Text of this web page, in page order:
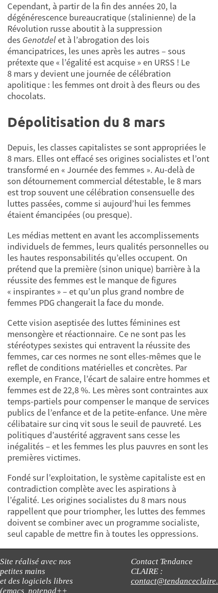
Cependant, à partir de la fin des années 20, la
dégénérescence bureaucratique (stalinienne) de la
Révolution russe aboutit à la suppression
des Genotdel et à l’abrogation des lois
émancipatrices, les unes après les autres – sous
prétexte que « l’égalité est acquise » en URSS ! Le
8 mars y devient une journée de célébration
apolitique : les femmes ont droit à des fleurs ou des
chocolats.
Dépolitisation du 8 mars
Depuis, les classes capitalistes se sont appropriées le
8 mars. Elles ont effacé ses origines socialistes et l’ont
transformé en « Journée des femmes ». Au-delà de
son détournement commercial détestable, le 8 mars
est trop souvent une célébration consensuelle des
luttes passées, comme si aujourd’hui les femmes
étaient émancipées (ou presque).
Les médias mettent en avant les accomplissements
individuels de femmes, leurs qualités personnelles ou
les hautes responsabilités qu’elles occupent. On
prétend que la première (sinon unique) barrière à la
réussite des femmes est le manque de figures
« inspirantes » – et qu’un plus grand nombre de
femmes PDG changerait la face du monde.
Cette vision aseptisée des luttes féminines est
mensongère et réactionnaire. Ce ne sont pas les
stéréotypes sexistes qui entravent la réussite des
femmes, car ces normes ne sont elles-mêmes que le
reflet de conditions matérielles et concrètes. Par
exemple, en France, l’écart de salaire entre hommes et
femmes est de 22,8 %. Les mères sont contraintes aux
temps-partiels pour compenser le manque de services
publics de l’enfance et de la petite-enfance. Une mère
célibataire sur cinq vit sous le seuil de pauvreté. Les
politiques d’austérité aggravent sans cesse les
inégalités – et les femmes les plus pauvres en sont les
premières victimes.
Fondé sur l’exploitation, le système capitaliste est en
contradiction complète avec les aspirations à
l’égalité. Les origines socialistes du 8 mars nous
rappellent que pour triompher, les luttes des femmes
doivent se combiner avec un programme socialiste,
seul capable de mettre fin à toutes les oppressions.
Site réalisé avec nos
petites mains
et des logiciels libres
(emacs, notepad++,
Contact Tendance
CLAIRE :